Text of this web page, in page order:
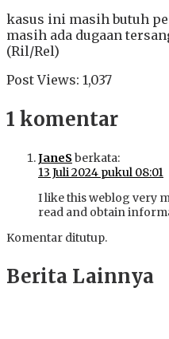
kasus ini masih butuh
masih ada dugaan
(Ril/Rel)
Post Views: 1,037
1 komentar
JaneS berkata:
13 Juli 2024 pukul 08:01
I like this weblog very
read and obtain
Komentar ditutup.
Berita Lainnya